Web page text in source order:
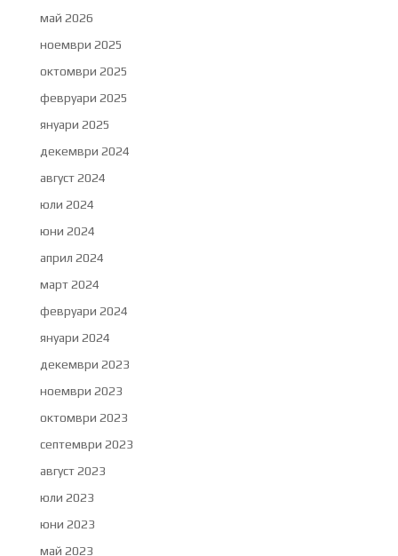
май 2026
ноември 2025
октомври 2025
февруари 2025
януари 2025
декември 2024
август 2024
юли 2024
юни 2024
април 2024
март 2024
февруари 2024
януари 2024
декември 2023
ноември 2023
октомври 2023
септември 2023
август 2023
юли 2023
юни 2023
май 2023